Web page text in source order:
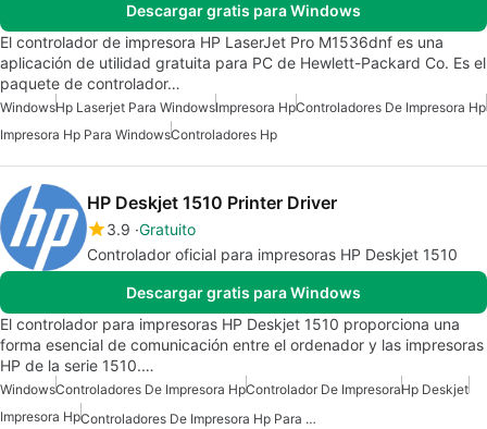
Descargar gratis para Windows
El controlador de impresora HP LaserJet Pro M1536dnf es una
aplicación de utilidad gratuita para PC de Hewlett-Packard Co. Es el
paquete de controlador…
WindowsHp Laserjet Para WindowsImpresora HpControladores De Impresora Hp
Impresora Hp Para WindowsControladores Hp
HP Deskjet 1510 Printer Driver
3.9 Gratuito
Controlador oficial para impresoras HP Deskjet 1510
Descargar gratis para Windows
El controlador para impresoras HP Deskjet 1510 proporciona una
forma esencial de comunicación entre el ordenador y las impresoras
HP de la serie 1510.…
WindowsControladores De Impresora HpControlador De ImpresoraHp Deskjet
Impresora Hp
Controladores De Impresora Hp Para Windows